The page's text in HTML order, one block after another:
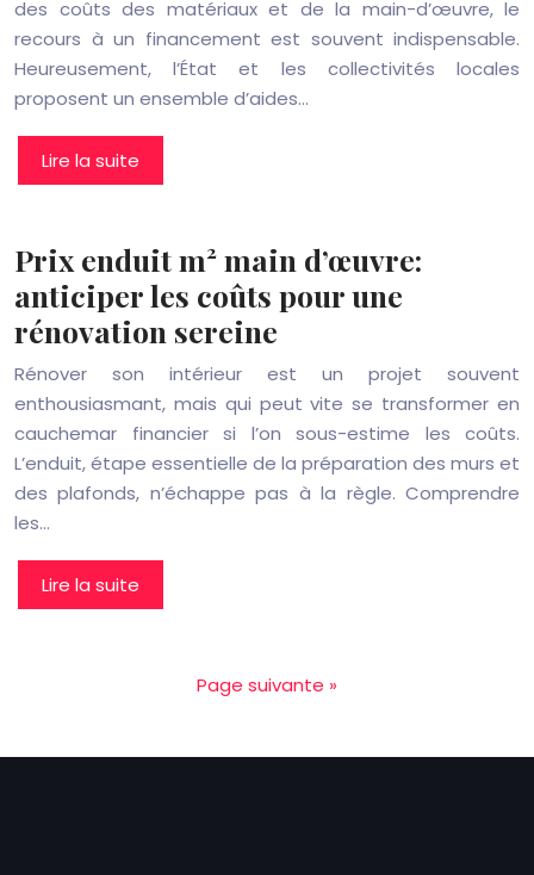
des coûts des matériaux et de la main-d’œuvre, le
recours à un financement est souvent indispensable.
Heureusement, l’État et les collectivités locales
proposent un ensemble d’aides…
Lire la suite
Prix enduit m² main d’œuvre:
anticiper les coûts pour une
rénovation sereine
Rénover son intérieur est un projet souvent
enthousiasmant, mais qui peut vite se transformer en
cauchemar financier si l’on sous-estime les coûts.
L’enduit, étape essentielle de la préparation des murs et
des plafonds, n’échappe pas à la règle. Comprendre
les…
Lire la suite
Page suivante »